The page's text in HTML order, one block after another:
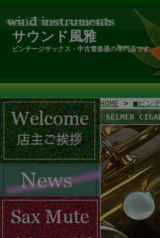
サウンド風雅
ビンテージサックス・中古管楽器の専門店です
HOME > ■ビン
SELMER